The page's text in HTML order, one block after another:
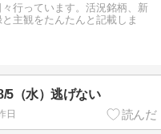
行っています。活況銘柄、新
主観をたんたんと記載しま
5（水）逃げない
日